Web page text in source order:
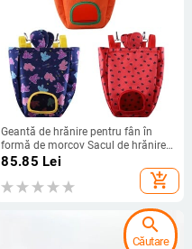
Geantă de hrănire pentru fân în
formă de morcov Sacul de hrănire
pentru iepuri, în aer liber și în
interior, Chinchilla Cobai, iepuraș,
șobolan olandez, chinchilla
85.85 Lei
add_shopping_cart
search
Căutare